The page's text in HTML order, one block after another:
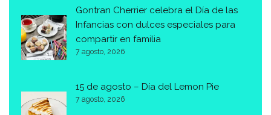
Gontran Cherrier celebra el Día de las
Infancias con dulces especiales para
compartir en familia
7 agosto, 2026
15 de agosto – Día del Lemon Pie
7 agosto, 2026